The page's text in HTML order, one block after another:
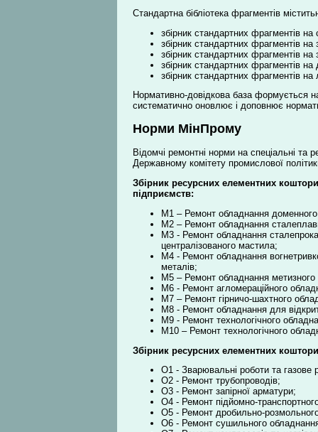
Стандартна бібліотека фрагментів
збірник стандартних фрагментів на
збірник стандартних фрагментів на
збірник стандартних фрагментів на
збірник стандартних фрагментів на
збірник стандартних фрагментів на
Нормативно-довідкова база формується
систематично оновлює і доповнює
Норми МінПрому
Відомчі ремонтні норми на спеціальні та
Державному комітету промислової
Збірник ресурсних елементних
підприємств:
М1 – Ремонт обладнання
М2 – Ремонт обладнання
М3 - Ремонт обладнання
централізованого мастила;
М4 - Ремонт обладнання
металів;
М5 – Ремонт обладнання метизного
М6 - Ремонт агломераційного
М7 – Ремонт гірничо-шахтного
М8 - Ремонт обладнання для
М9 - Ремонт технологічного
М10 – Ремонт технологічного
Збірник ресурсних елементних
О1 - Зварювальні роботи та газове
О2 - Ремонт трубопроводів;
О3 - Ремонт запірної арматури;
О4 - Ремонт підйомно-
О5 - Ремонт дробильно-
О6 - Ремонт сушильного